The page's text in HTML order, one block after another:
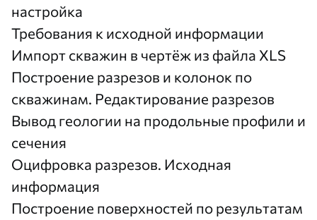
настройка
Требования к исходной информации
Импорт скважин в чертёж из файла XLS
Построение разрезов и колонок по
скважинам. Редактирование разрезов
Вывод геологии на продольные профили и
сечения
Оцифровка разрезов. Исходная
информация
Построение поверхностей по результатам